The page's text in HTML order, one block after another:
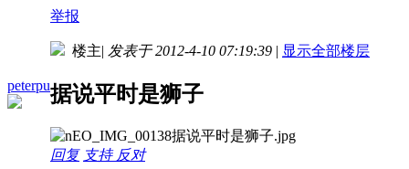
举报
peterpu
楼主| 发表于 2012-4-10 07:19:39 | 显示全部楼层
据说平时是狮子
回复 支持 反对